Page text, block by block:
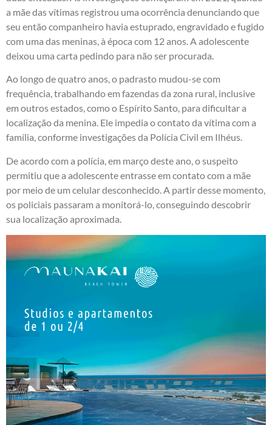
a mãe das vítimas registrou uma ocorrência denunciando que
seu então companheiro havia estuprado, engravidado e fugido
com uma das meninas, à época com 12 anos. A adolescente
deixou uma carta pedindo para não ser procurada.
Ao longo de quatro anos, o padrasto mudou-se com
frequência, trabalhando em fazendas da zona rural, inclusive
em outros estados, como o Espírito Santo, para dificultar a
localização da menina. Ele impedia o contato da vítima com a
família, conforme investigações da Polícia Civil em Ilhéus.
De acordo com a polícia, em março deste ano, o suspeito
permitiu que a adolescente entrasse em contato com a mãe
por meio de um celular desconhecido. A partir desse momento,
os policiais passaram a monitorá-lo, conseguindo descobrir
sua localização aproximada.